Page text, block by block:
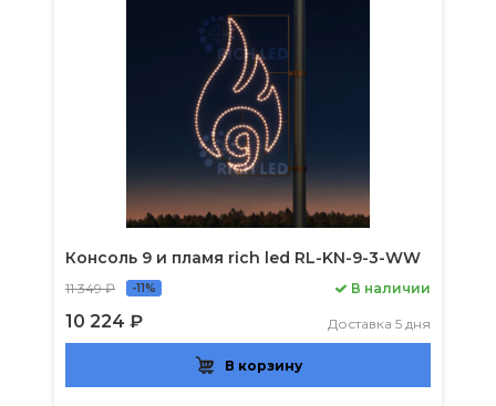
Консоль 9 и пламя rich led RL-KN-9-3-WW
11 349 ₽ -11%
10 224 ₽
В наличии
Доставка 5 дня
В корзину